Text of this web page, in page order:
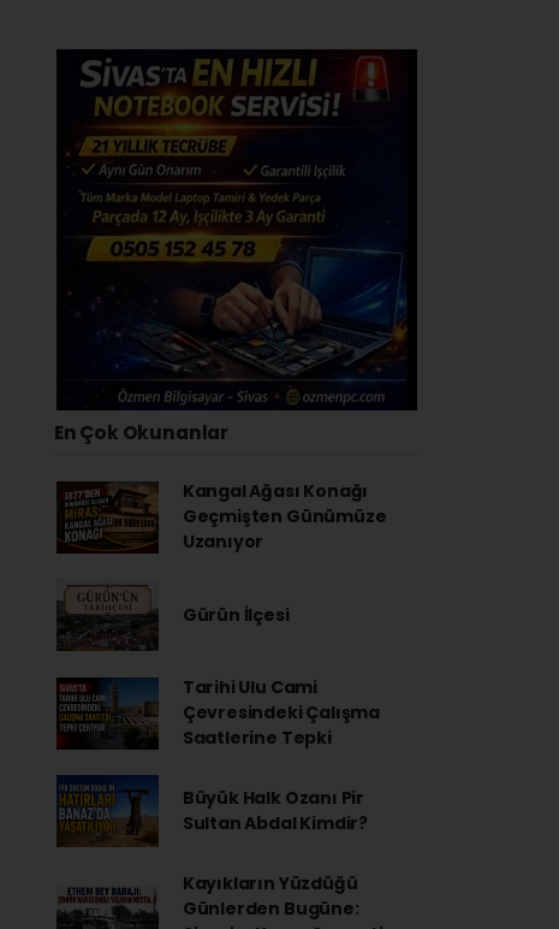
En Çok Okunanlar
Kangal Ağası Konağı
Geçmişten Günümüze
Uzanıyor
Gürün İlçesi
Tarihi Ulu Cami
Çevresindeki Çalışma
Saatlerine Tepki
Büyük Halk Ozanı Pir
Sultan Abdal Kimdir?
Kayıkların Yüzdüğü
Günlerden Bugüne: